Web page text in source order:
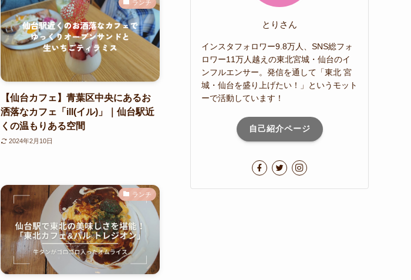
ランチ
【仙台カフェ】青葉区中央にあるお
洒落なカフェ「ill(イル)」｜仙台駅近
くの温もりある空間
2024年2月10日
ランチ
とりさん
インスタフォロワー9.8万人、SNS総フォ
ロワー11万人越えの東北宮城・仙台のイ
ンフルエンサー。発信を通して「東北 宮
城・仙台を盛り上げたい！」というモット
ーで活動しています！
自己紹介ページ